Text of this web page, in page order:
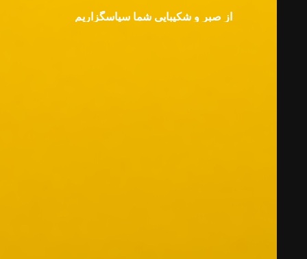
از صبر و شکیبایی شما سپاسگزاریم